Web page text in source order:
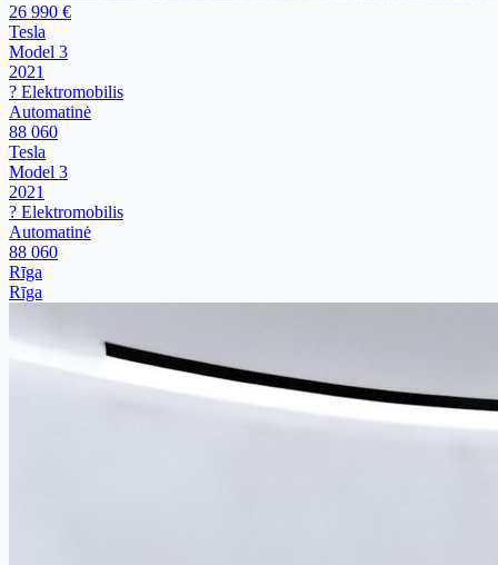
26 990 €
Tesla
Model 3
2021
? Elektromobilis
Automatinė
88 060
Tesla
Model 3
2021
? Elektromobilis
Automatinė
88 060
Rīga
Rīga